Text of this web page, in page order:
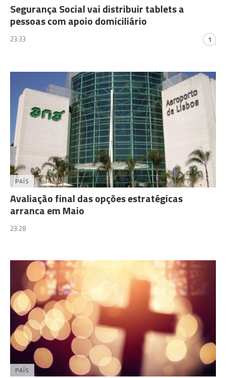
Segurança Social vai distribuir tablets a
pessoas com apoio domiciliário
23:33 1
PAÍS
Avaliação final das opções estratégicas
arranca em Maio
23:28
PAÍS